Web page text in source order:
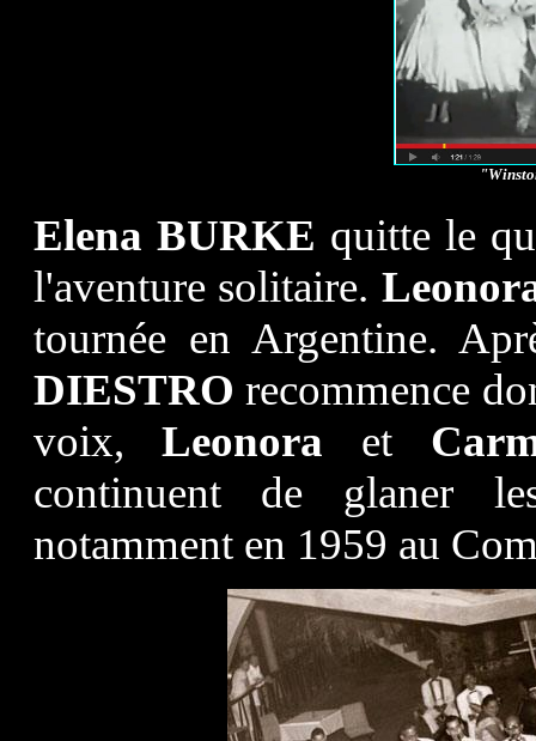
Elena BURKE quitte le
l'aventure solitaire.
tournée en Argentine.
DIESTRO recommence
voix,Leonora et
continuent de glaner
notamment en 1959 au